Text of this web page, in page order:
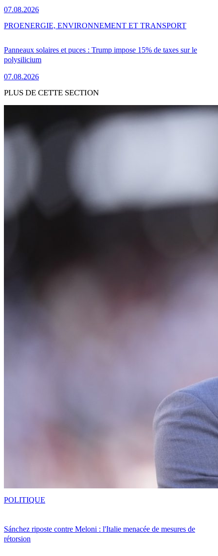
07.08.2026
Panneaux solaires et puces : Trump impose 15% de taxes sur le
polysilicium
07.08.2026
PROENERGIE, ENVIRONNEMENT ET TRANSPORT
PLUS DE CETTE SECTION
Sánchez riposte contre Meloni : l'Italie menacée de mesures de
rétorsion
POLITIQUE